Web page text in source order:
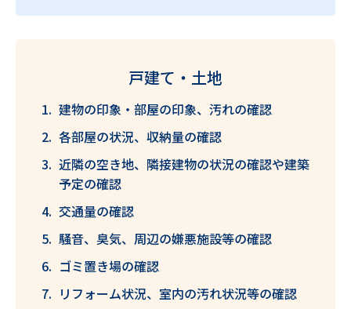
戸建て・土地
建物の印象・部屋の印象、汚れの確認
各部屋の状況、収納量の確認
近隣の空き地、隣接建物の状況の確認や建築
予定の確認
交通量の確認
騒音、臭気、周辺の嫌悪施設等の確認
ゴミ置き場の確認
リフォーム状況、室内の汚れ状況等の確認